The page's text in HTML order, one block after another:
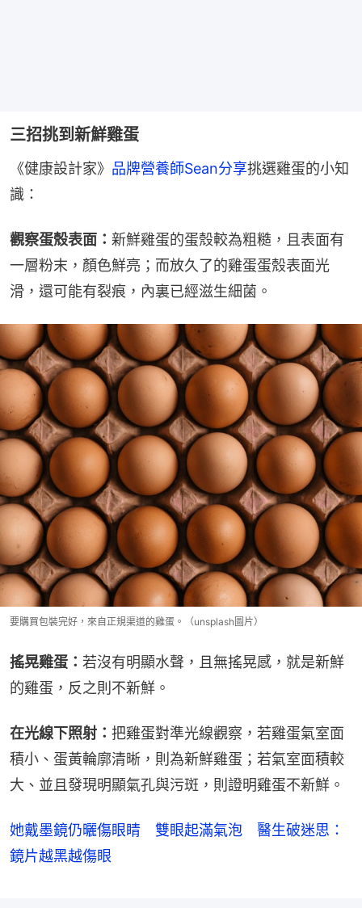
三招挑到新鮮雞蛋
《健康設計家》 品牌營養師Sean分享挑選雞蛋的小知
識：
觀察蛋殼表面： 新鮮雞蛋的蛋殼較為粗糙，且表面有
一層粉末，顏色鮮亮；而放久了的雞蛋蛋殼表面光
滑，還可能有裂痕，內裏已經滋生細菌。
要購買包裝完好，來自正規渠道的雞蛋。（unsplash圖片）
搖晃雞蛋： 若沒有明顯水聲，且無搖晃感，就是新鮮
的雞蛋，反之則不新鮮。
在光線下照射： 把雞蛋對準光線觀察，若雞蛋氣室面
積小、蛋黃輪廓清晰，則為新鮮雞蛋；若氣室面積較
大、並且發現明顯氣孔與污斑，則證明雞蛋不新鮮。
她戴墨鏡仍曬傷眼睛 雙眼起滿氣泡 醫生破迷思：
鏡片越黑越傷眼